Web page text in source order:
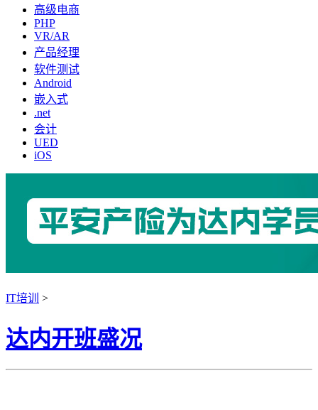
高级电商
PHP
VR/AR
产品经理
软件测试
Android
嵌入式
.net
会计
UED
iOS
IT培训 >
达内开班盛况